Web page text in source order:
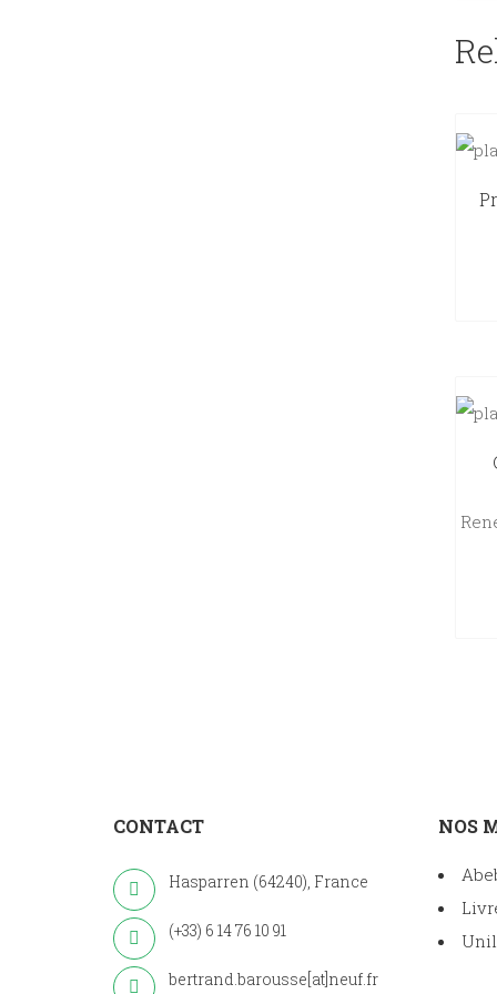
CONTACT
Hasparren (64240), France
(+33) 6 14 76 10 91
bertrand.barousse[at]neuf.fr
NOS